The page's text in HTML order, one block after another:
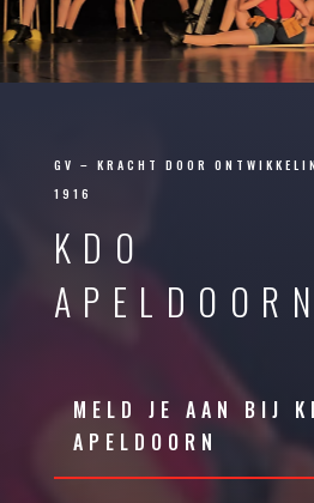
GV – KRACHT DOOR
1916
KDO
APELDOORN
MELD JE AAN BIJ
APELDOORN